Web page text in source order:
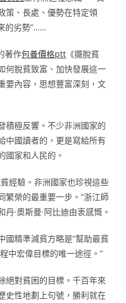
策、長處、優勢在特定領
的劣勢”……
著作包養價格ptt 《擺脫貧
何脫貧致富、加快發展這一
要內容，思想豐富深刻，文
積極反響。不少非洲國家的
中國讀者的，更是寫給所有
國家和人民的。
經驗。非洲國家也珍視這些
繁榮的最重要一步。”浙江師
·奧斯曼·阿比迪由衷感慨。
國精準減貧方略是“幫助最貧
中宏偉目標的唯一途徑。”
絕對貧困的目標。千百年來
史性地劃上句號，勝利就在